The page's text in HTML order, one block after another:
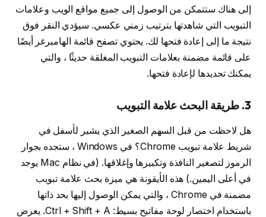
إلى هناك ستتمكن من الوصول إلى جميع مواقع الويب وعلامات
التبويب التي شاهدتها بترتيب زمني عكسي. سيؤدي النقر فوق
نتيجة ما إلى إعادة فتحها لك. يحتوي تصفح قائمة الهامبرغر أيضًا
على قائمة مضمنة بعلامات التبويب المغلقة حديثًا ، والتي
يمكنك تحديدها لإعادة فتحها.
3. طريقة البحث علامة التبويب
هل لاحظت من قبل السهم الصغير الذي يشير لأسفل في
شريط علامة تبويب Chrome؟ في Windows ، ستجده بجوار
الرموز لتصغير النافذة وتكبيرها وإغلاقها. (في نظام Mac يوجد
في أعلى اليمين.) هذه الأيقونة هي ميزة بحث علامة تبويب
مضمنة في Chrome ، والتي يمكن الوصول إليها بحد ذاتها
باستخدام اختصار لوحة مفاتيح بسيط: Ctrl + Shift + A. يعرض